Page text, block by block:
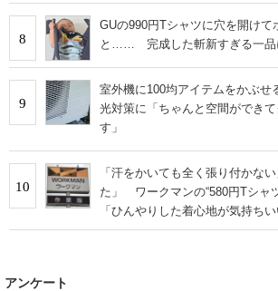
8
GUの990円Tシャツに穴を開けて
と…… 完成した斬新すぎる一品
9
室外機に100均アイテムをかぶ
光対策に「ちゃんと空間ができ
す」
10
「汗をかいても全く張り付かな
た」 ワークマンの“580円Tシャ
「ひんやりした着心地が気持ち
らない」
アンケート